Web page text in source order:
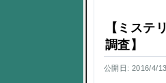
【ミステ
調査】
公開日: 2016/4/13